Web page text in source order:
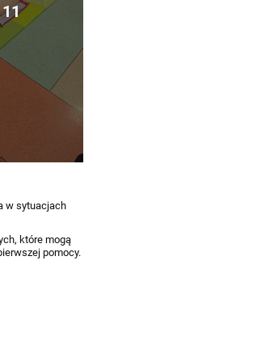
w sytuacjach
które mogą
pomocy.